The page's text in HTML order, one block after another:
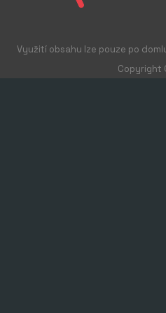
našich hodnot jsou lidé, kteří
Copyright
Využití obsahu lze pouze po